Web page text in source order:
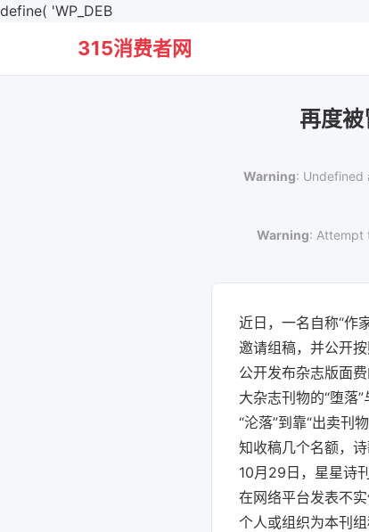
define( 'WP_DEB
315消费者网
再度
Warning: Undefined
Warning: Attempt
近日，一名自称“作
邀请组稿，并公开
公开发布杂志版面
大杂志刊物的“堕落
“沦落”到靠“出卖刊
知收稿几个名额，
10月29日，星星诗
在网络平台发表不
个人或组织为本刊